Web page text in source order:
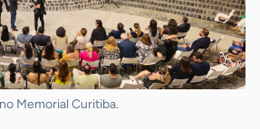
Memorial Curitiba.